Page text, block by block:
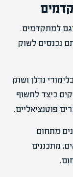
למתקדמים.
נכנסים לשוק
נדלן ושוק
כיצד לחשוף
פוטנציאליים.
מתחום
מתכננים